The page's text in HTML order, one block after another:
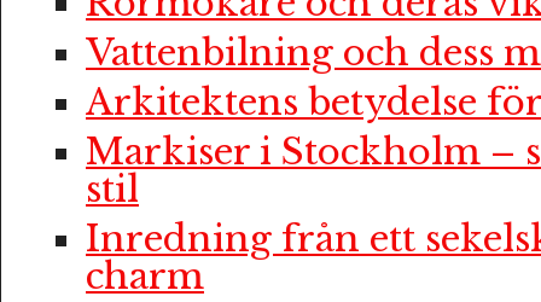
Vattenbilning och dess
Arkitektens betydelse
Markiser i Stockholm –
stil
Inredning från ett
charm